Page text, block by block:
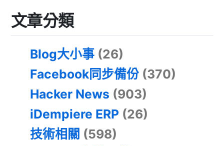
文章分類
Blog大小事 (26)
Facebook同步備份 (370)
Hacker News (903)
iDempiere ERP (26)
技術相關 (598)